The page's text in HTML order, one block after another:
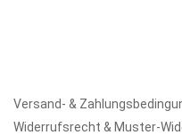
Versand- &
Widerrufsrecht & Muster-